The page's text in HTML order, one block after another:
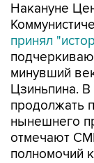
Накануне
принял
минувший
Цзиньпина.
продолжать
нынешнего
отмечают
полномочий